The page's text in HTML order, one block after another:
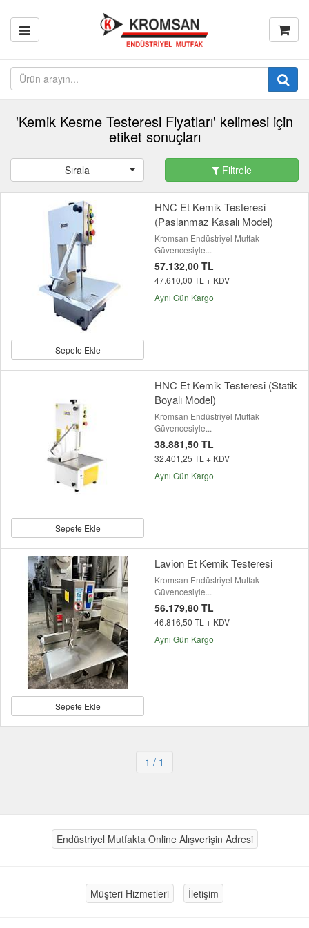
'Kemik Kesme Testeresi Fiyatları' kelimesi için
etiket sonuçları
Sırala Filtrele
Sepete Ekle
HNC Et Kemik Testeresi
(Paslanmaz Kasalı Model)
Kromsan Endüstriyel Mutfak
Güvencesiyle...
57.132,00 TL
47.610,00 TL + KDV
Aynı Gün Kargo
Sepete Ekle
HNC Et Kemik Testeresi (Statik
Boyalı Model)
Kromsan Endüstriyel Mutfak
Güvencesiyle...
38.881,50 TL
32.401,25 TL + KDV
Aynı Gün Kargo
Sepete Ekle
Lavion Et Kemik Testeresi
Kromsan Endüstriyel Mutfak
Güvencesiyle...
56.179,80 TL
46.816,50 TL + KDV
Aynı Gün Kargo
1 / 1
Endüstriyel Mutfakta Online Alışverişin Adresi
Müşteri Hizmetleri İletişim